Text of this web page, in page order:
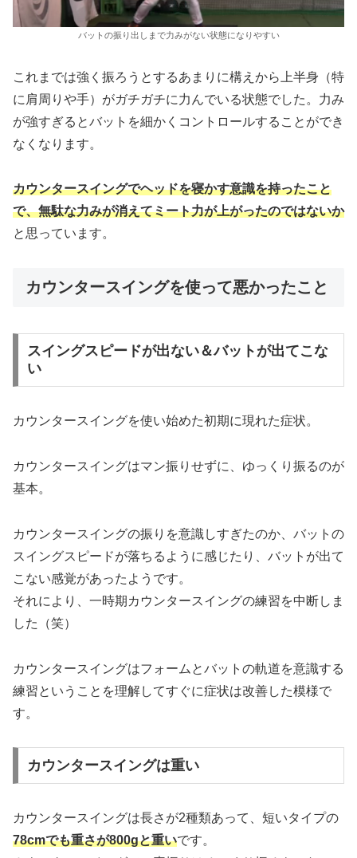
バットの振り出しまで力みがない状態になりやすい
これまでは強く振ろうとするあまりに構えから上半身（特
に肩周りや手）がガチガチに力んでいる状態でした。力み
が強すぎるとバットを細かくコントロールすることができ
なくなります。
カウンタースイングでヘッドを寝かす意識を持ったこと
で、無駄な力みが消えてミート力が上がったのではないか
と思っています。
カウンタースイングを使って悪かったこと
スイングスピードが出ない＆バットが出てこな
い
カウンタースイングを使い始めた初期に現れた症状。
カウンタースイングはマン振りせずに、ゆっくり振るのが
基本。
カウンタースイングの振りを意識しすぎたのか、バットの
スイングスピードが落ちるように感じたり、バットが出て
こない感覚があったようです。
それにより、一時期カウンタースイングの練習を中断しま
した（笑）
カウンタースイングはフォームとバットの軌道を意識する
練習ということを理解してすぐに症状は改善した模様で
す。
カウンタースイングは重い
カウンタースイングは長さが2種類あって、短いタイプの
78cmでも重さが800gと重いです。